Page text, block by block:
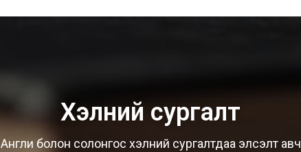
Хэлний сургалт
Англи болон солонгос хэлний сургалтдаа элсэлт авч